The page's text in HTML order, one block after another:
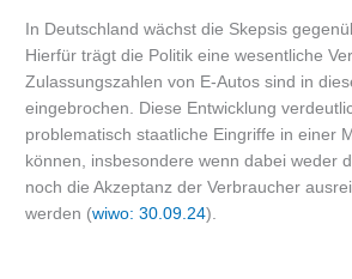
In Deutschland wächst die Skepsis
Hierfür trägt die Politik eine wesentliche
Zulassungszahlen von E-Autos sind in
eingebrochen. Diese Entwicklung
problematisch staatliche Eingriffe in einer
können, insbesondere wenn dabei weder
noch die Akzeptanz der Verbraucher
werden (wiwo: 30.09.24).